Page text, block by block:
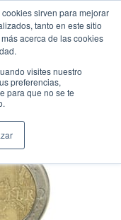
sirven para mejorar
tanto en este sitio
acerca de las cookies
visites nuestro
preferencias,
para que no se te